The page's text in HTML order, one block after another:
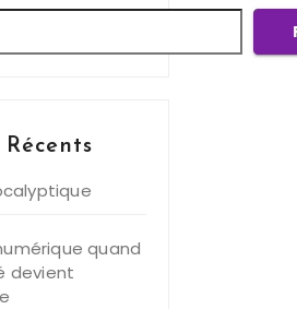
quand
devient